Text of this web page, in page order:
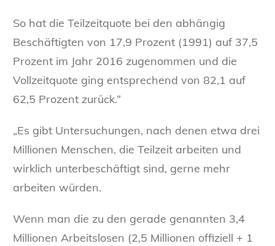
So hat die Teilzeitquote bei den abhängig
Beschäftigten von 17,9 Prozent (1991) auf 37,5
Prozent im Jahr 2016 zugenommen und die
Vollzeitquote ging entsprechend von 82,1 auf
62,5 Prozent zurück.“
„Es gibt Untersuchungen, nach denen etwa drei
Millionen Menschen, die Teilzeit arbeiten und
wirklich unterbeschäftigt sind, gerne mehr
arbeiten würden.
Wenn man die zu den gerade genannten 3,4
Millionen Arbeitslosen (2,5 Millionen offiziell + 1